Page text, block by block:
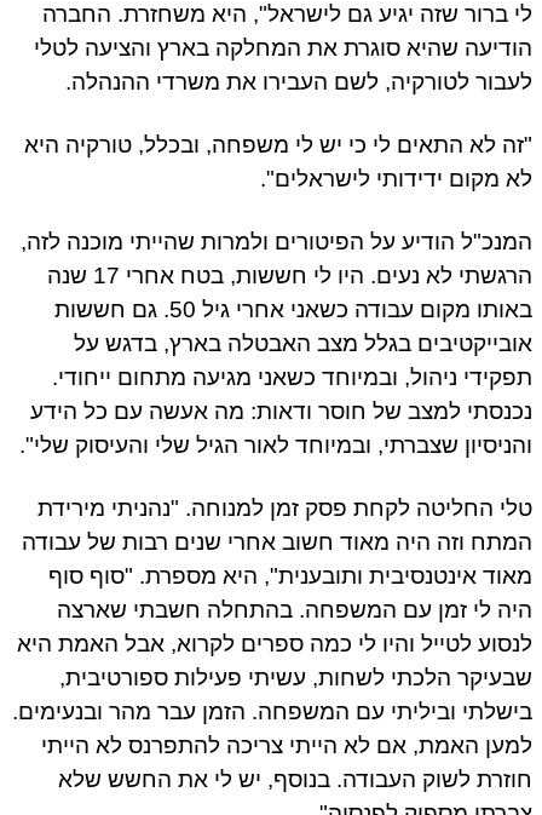
לי ברור שזה יגיע גם לישראל", היא משחזרת. החברה
הודיעה שהיא סוגרת את המחלקה בארץ והציעה לטלי
לעבור לטורקיה, לשם העבירו את משרדי ההנהלה.
"זה לא התאים לי כי יש לי משפחה, ובכלל, טורקיה היא
לא מקום ידידותי לישראלים".
המנכ"ל הודיע על הפיטורים ולמרות שהייתי מוכנה לזה,
הרגשתי לא נעים. היו לי חששות, בטח אחרי 17 שנה
באותו מקום עבודה כשאני אחרי גיל 50. גם חששות
אובייקטיבים בגלל מצב האבטלה בארץ, בדגש על
תפקידי ניהול, ובמיוחד כשאני מגיעה מתחום ייחודי.
נכנסתי למצב של חוסר ודאות: מה אעשה עם כל הידע
והניסיון שצברתי, ובמיוחד לאור הגיל שלי והעיסוק שלי".
טלי החליטה לקחת פסק זמן למנוחה. "נהניתי מירידת
המתח וזה היה מאוד חשוב אחרי שנים רבות של עבודה
מאוד אינטנסיבית ותובענית", היא מספרת. "סוף סוף
היה לי זמן עם המשפחה. בהתחלה חשבתי שארצה
לנסוע לטייל והיו לי כמה ספרים לקרוא, אבל האמת היא
שבעיקר הלכתי לשחות, עשיתי פעילות ספורטיבית,
בישלתי וביליתי עם המשפחה. הזמן עבר מהר ובנעימים.
למען האמת, אם לא הייתי צריכה להתפרנס לא הייתי
חוזרת לשוק העבודה. בנוסף, יש לי את החשש שלא